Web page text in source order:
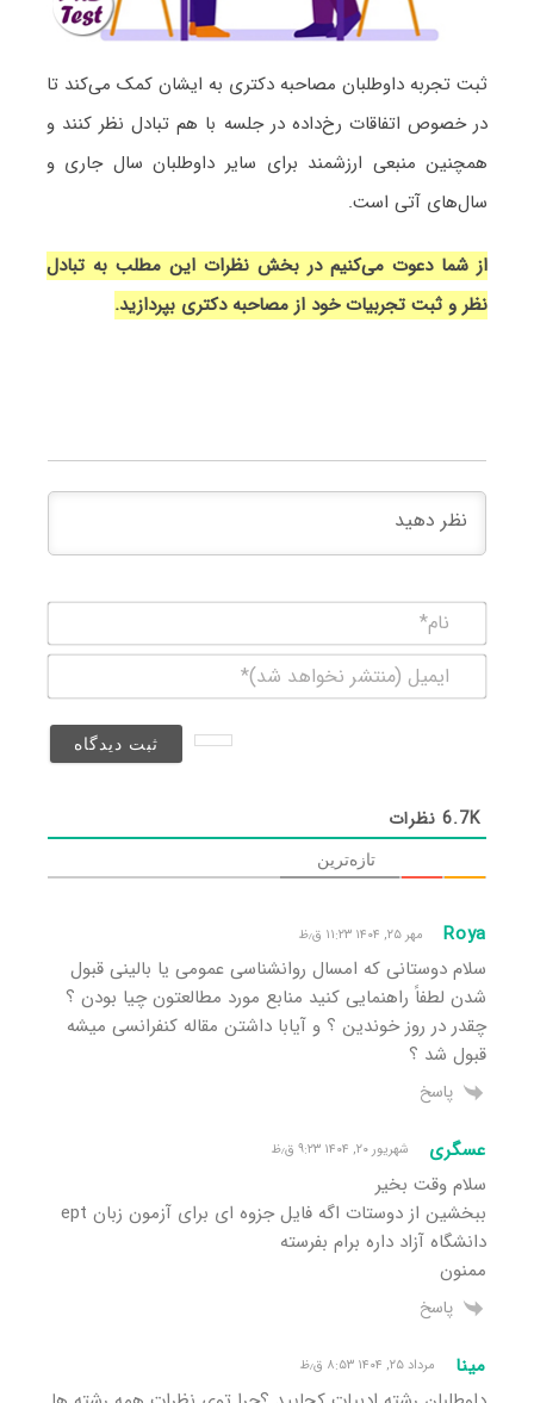
ثبت تجربه داوطلبان مصاحبه دکتری به ایشان کمک می‌کند تا
در خصوص اتفاقات رخ‌داده در جلسه با هم تبادل نظر کنند و
همچنین منبعی ارزشمند برای سایر داوطلبان سال جاری و
سال‌های آتی است.
از شما دعوت می‌کنیم در بخش نظرات این مطلب به تبادل
نظر و ثبت تجربیات خود از مصاحبه دکتری بپردازید.
(منتشر
6.7Kنظرات
تازه‌ترین
Roya مهر ۲۵, ۱۴۰۴ ۱۱:۲۳ ق٫ظ
سلام دوستانی که امسال روانشناسی عمومی یا بالینی قبول
شدن لطفاً راهنمایی کنید منابع مورد مطالعتون چیا بودن ؟
چقدر در روز خوندین ؟ و آیابا داشتن مقاله کنفرانسی میشه
قبول شد ؟
پاسخ
عسگری شهریور ۲۰, ۱۴۰۴ ۹:۲۳ ق٫ظ
سلام وقت بخیر
ببخشین از دوستات اگه فایل جزوه ای برای آزمون زبان ept
دانشگاه آزاد داره برام بفرسته
ممنون
پاسخ
مینا مرداد ۲۵, ۱۴۰۴ ۸:۵۳ ق٫ظ